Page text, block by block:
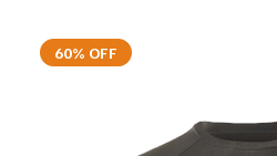
60% OFF